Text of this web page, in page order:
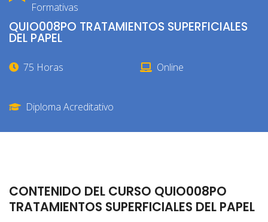
Formativas
QUIO008PO TRATAMIENTOS SUPERFICIALES
DEL PAPEL
75 Horas Online
Diploma Acreditativo
CONTENIDO DEL CURSO QUIO008PO
TRATAMIENTOS SUPERFICIALES DEL PAPEL